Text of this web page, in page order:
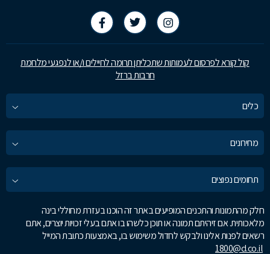
קול קורא לפרסום לעמותות שתכליתן תרומה לחיילים ו/או לנפגעי מלחמת
חרבות ברזל
כלים
מחירונים
תחומים נפוצים
חלק מהתמונות והתכנים המופיעים באתר זה הוכנו בעזרת מחוללי בינה
מלאכותית. אם זיהיתם תמונה או תוכן כלשהו בו אתם בעלי זכויות יוצרים, אתם
רשאים לפנות אלינו ולבקש לחדול משימוש בו, באמצעות כתובת המייל
1800@d.co.il